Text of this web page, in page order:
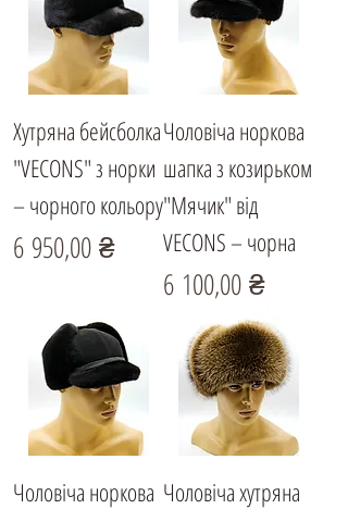
Хутряна бейсболка
"VECONS" з норки
– чорного кольору
Ціна
6 950,00 ₴
Чоловіча норкова
шапка з козирьком
"Мячик" від
VECONS – чорна
Ціна
6 100,00 ₴
Чоловіча норкова Чоловіча хутряна